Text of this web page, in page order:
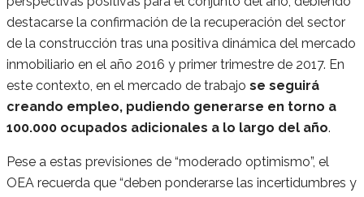
destacarse la confirmación de la recuperación del sector
de la construcción tras una positiva dinámica del mercado
inmobiliario en el año 2016 y primer trimestre de 2017. En
este contexto, en el mercado de trabajo se seguirá
creando empleo, pudiendo generarse en torno a
100.000 ocupados adicionales a lo largo del año.
Pese a estas previsiones de “moderado optimismo”, el
OEA recuerda que “deben ponderarse las incertidumbres y